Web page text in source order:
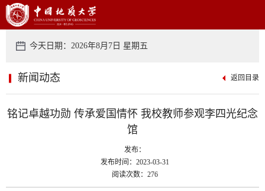
今天日期：2026年8月7日 星期五
返回目录
新闻动态
铭记卓越功勋 传承爱国情怀 我校教师参观李四光纪念
馆
发布：
发布时间：2023-03-31
阅读次数：276